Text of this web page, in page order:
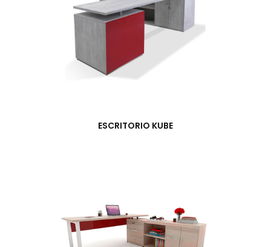
ESCRITORIO KUBE